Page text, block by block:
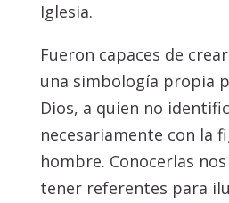
Iglesia.
Fueron capaces de
una simbología propia
Dios, a quien no
necesariamente con la
hombre. Conocerlas
tener referentes para